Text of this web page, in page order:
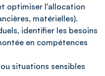
optimiser l'allocation
matérielles).
identifier les besoins
en compétences
situations sensibles